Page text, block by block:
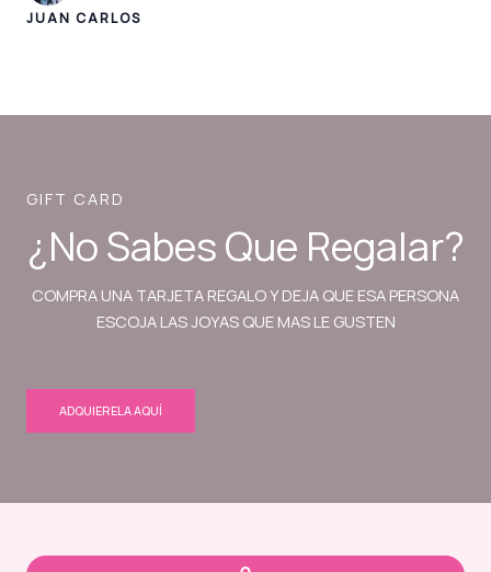
JUAN CARLOS
GIFT CARD
¿No Sabes Que Regalar?
COMPRA UNA TARJETA REGALO Y DEJA QUE ESA PERSONA
ESCOJA LAS JOYAS QUE MAS LE GUSTEN
ADQUIERELA AQUÍ